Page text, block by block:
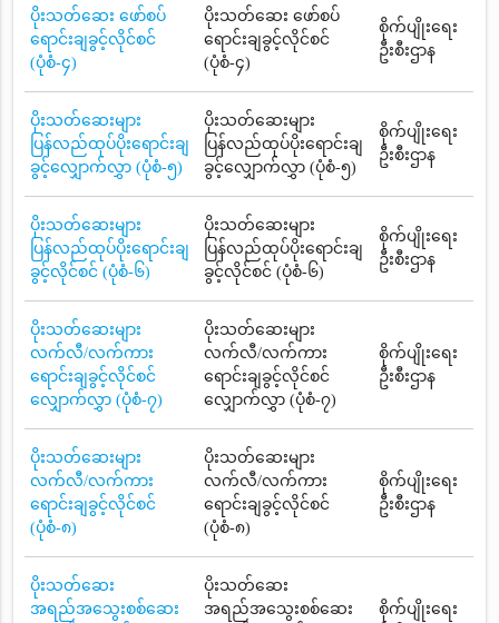
ပိုးသတ်ဆေး ဖော်စပ်
ရောင်းချခွင့်လိုင်စင်
(ပုံစံ-၄)
ပိုးသတ်ဆေး ဖော်စပ်
ရောင်းချခွင့်လိုင်စင်
(ပုံစံ-၄)
စိုက်ပျိုးရေး
ဦးစီးဌာန
ပိုးသတ်ဆေးများ
ပြန်လည်ထုပ်ပိုးရောင်းချ
ခွင့်လျှောက်လွှာ (ပုံစံ-၅)
ပိုးသတ်ဆေးများ
ပြန်လည်ထုပ်ပိုးရောင်းချ
ခွင့်လျှောက်လွှာ (ပုံစံ-၅)
စိုက်ပျိုးရေး
ဦးစီးဌာန
ပိုးသတ်ဆေးများ
ပြန်လည်ထုပ်ပိုးရောင်းချ
ခွင့်လိုင်စင် (ပုံစံ-၆)
ပိုးသတ်ဆေးများ
ပြန်လည်ထုပ်ပိုးရောင်းချ
ခွင့်လိုင်စင် (ပုံစံ-၆)
စိုက်ပျိုးရေး
ဦးစီးဌာန
ပိုးသတ်ဆေးများ
လက်လီ/လက်ကား
ရောင်းချခွင့်လိုင်စင်
လျှောက်လွှာ (ပုံစံ-၇)
ပိုးသတ်ဆေးများ
လက်လီ/လက်ကား
ရောင်းချခွင့်လိုင်စင်
လျှောက်လွှာ (ပုံစံ-၇)
စိုက်ပျိုးရေး
ဦးစီးဌာန
ပိုးသတ်ဆေးများ
လက်လီ/လက်ကား
ရောင်းချခွင့်လိုင်စင်
(ပုံစံ-၈)
ပိုးသတ်ဆေးများ
လက်လီ/လက်ကား
ရောင်းချခွင့်လိုင်စင်
(ပုံစံ-၈)
စိုက်ပျိုးရေး
ဦးစီးဌာန
ပိုးသတ်ဆေး
အရည်အသွေးစစ်ဆေး
ပိုးသတ်ဆေး
အရည်အသွေးစစ်ဆေး
စိုက်ပျိုးရေး